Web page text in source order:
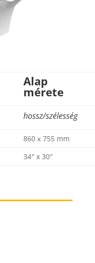
Alap
mérete
hossz/szélesség
860 х 755 mm
34″ x 30″